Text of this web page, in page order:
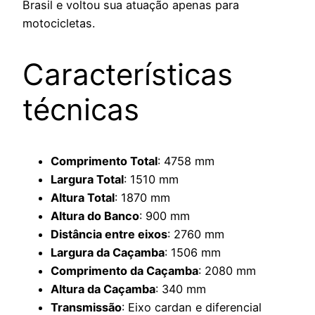
Brasil e voltou sua atuação apenas para
motocicletas.
Características
técnicas
Comprimento Total: 4758 mm
Largura Total: 1510 mm
Altura Total: 1870 mm
Altura do Banco: 900 mm
Distância entre eixos: 2760 mm
Largura da Caçamba: 1506 mm
Comprimento da Caçamba: 2080 mm
Altura da Caçamba: 340 mm
Transmissão: Eixo cardan e diferencial